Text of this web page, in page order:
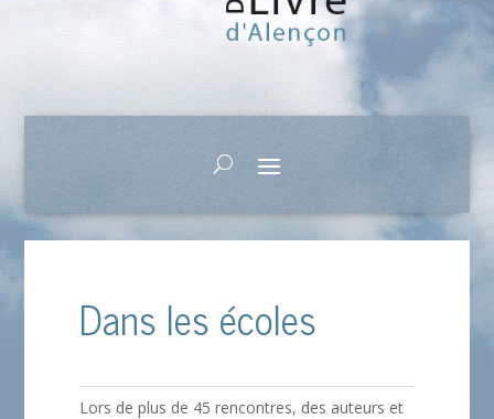
Dans les écoles
Lors de plus de 45 rencontres, des auteurs et